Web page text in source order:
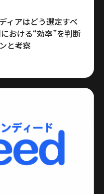
ィアはどう選定すべ
おける“効率”を判断
と考察